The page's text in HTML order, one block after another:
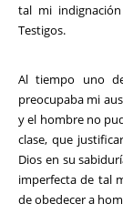
tal mi
Testigos.
Al tiempo uno
preocupaba mi
y el hombre no
clase, que
Dios en su
imperfecta de tal
de obedecer a